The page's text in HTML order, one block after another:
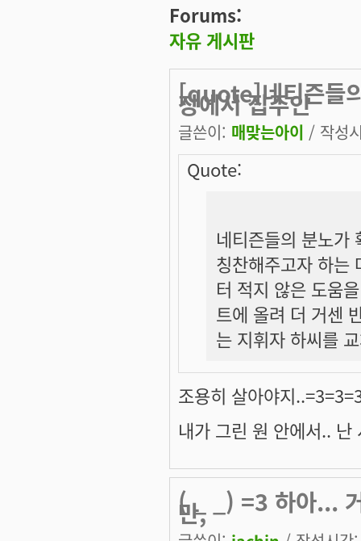
Forums:
자유 게시판
[quote]네티즌들
장에서 집주인
글쓴이: 매맞는아이 / 작성
Quote:
네티즌들의 분노가
칭찬해주고자 하는
터 적지 않은 도움
트에 올려 더 거센
는 지휘자 하씨를
조용히 살아야지
내가 그린 원 안에서..
( _ _) =3 하아...
만,